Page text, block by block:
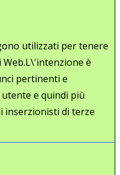
utilizzati per tenere
è
pertinenti e
e quindi più
inserzionisti di terze